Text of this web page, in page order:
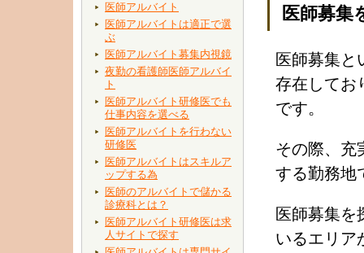
医師アルバイト
医師アルバイトは適正で選
ぶ
医師アルバイト募集内視鏡
夜勤の看護師医師アルバイ
ト
医師アルバイト研修医でも
仕事内容を選べる
医師アルバイトを行わない
研修医
医師アルバイトはスキルア
ップする為
医師のアルバイトで儲かる
診療科とは？
医師アルバイト研修医は求
人サイトで探す
医師募集
医師募集と
存在してお
です。
その際、充
する勤務地
医師募集を
いるエリア